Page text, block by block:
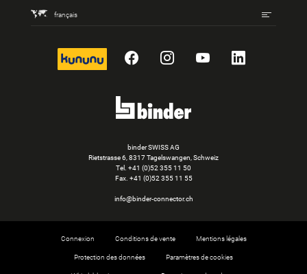
français
kununu FacebookInstagram
YouTubeLinkedIn
binder SWISS AG
Rietstrasse 6, 8317 Tagelswangen, Schweiz
Tel. +41 (0)52 355 11 50
Fax. +41 (0)52 355 11 55
info@binder-connector.ch
Connexion Conditions de vente Mentions légales
Protection des données Paramètres de cookies